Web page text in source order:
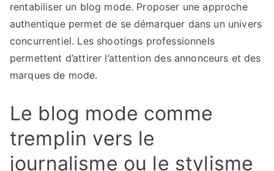
rentabiliser un blog mode. Proposer une approche
authentique permet de se démarquer dans un univers
concurrentiel. Les shootings professionnels
permettent d’attirer l’attention des annonceurs et des
marques de mode.
Le blog mode comme
tremplin vers le
journalisme ou le stylisme